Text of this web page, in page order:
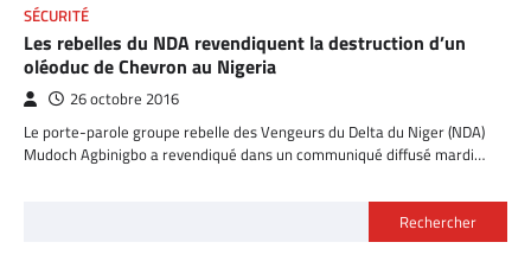
SÉCURITÉ
Les rebelles du NDA revendiquent la destruction d’un
oléoduc de Chevron au Nigeria
26 octobre 2016
Le porte-parole groupe rebelle des Vengeurs du Delta du Niger (NDA)
Mudoch Agbinigbo a revendiqué dans un communiqué diffusé mardi…
Rechercher